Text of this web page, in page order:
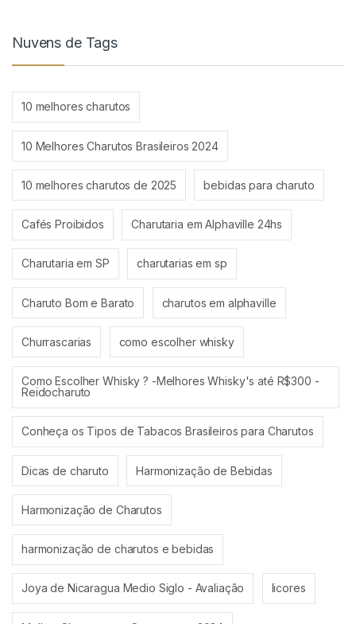
Nuvens de Tags
10 melhores charutos
10 Melhores Charutos Brasileiros 2024
10 melhores charutos de 2025 bebidas para charuto
Cafés Proibidos Charutaria em Alphaville 24hs
Charutaria em SP charutarias em sp
Charuto Bom e Barato charutos em alphaville
Churrascarias como escolher whisky
Como Escolher Whisky ? -Melhores Whisky's até R$300 -
Reidocharuto
Conheça os Tipos de Tabacos Brasileiros para Charutos
Dicas de charuto Harmonização de Bebidas
Harmonização de Charutos
harmonização de charutos e bebidas
Joya de Nicaragua Medio Siglo - Avaliação licores